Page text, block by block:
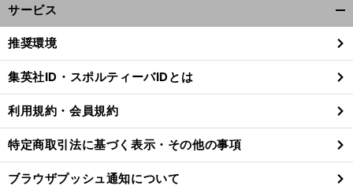
サービス
閉
る
推奨環境
集英社ID・スポルティーバIDとは
利用規約・会員規約
特定商取引法に基づく表示・その他の事項
ブラウザプッシュ通知について